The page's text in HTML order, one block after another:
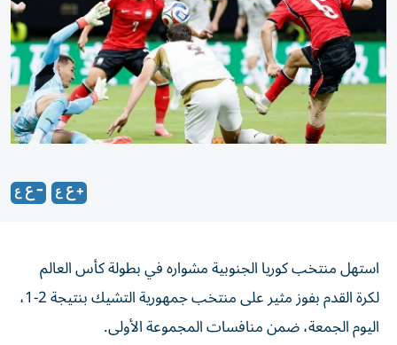
استهل منتخب كوريا الجنوبية مشواره في بطولة كأس العالم
لكرة القدم بفوز مثير على منتخب جمهورية التشيك بنتيجة 2-1،
اليوم الجمعة، ضمن منافسات المجموعة الأولى.